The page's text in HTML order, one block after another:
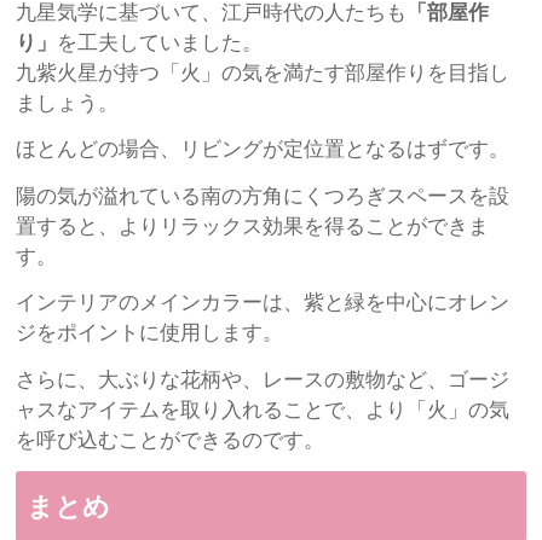
九星気学に基づいて、江戸時代の人たちも
「部屋作
り」 を工夫していました。
九紫火星が持つ「火」の気を満たす部屋作りを目指し
ましょう。
ほとんどの場合、リビングが定位置となるはずです。
陽の気が溢れている南の方角にくつろぎスペースを設
置すると、よりリラックス効果を得ることができま
す。
インテリアのメインカラーは、紫と緑を中心にオレン
ジをポイントに使用します。
さらに、大ぶりな花柄や、レースの敷物など、ゴージ
ャスなアイテムを取り入れることで、より「火」の気
を呼び込むことができるのです。
まとめ